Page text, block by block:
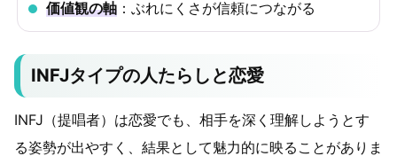
価値観の軸 ：ぶれにくさが信頼につながる
INFJタイプの人たらしと恋愛
INFJ（提唱者）は恋愛でも、相手を深く理解しようとす
る姿勢が出やすく、結果として魅力的に映ることがありま